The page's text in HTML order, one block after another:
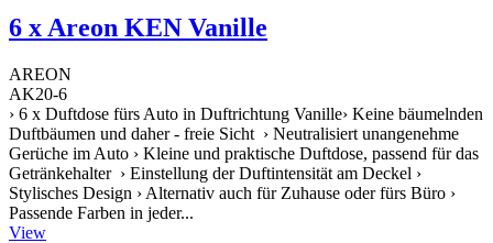
6 x Areon KEN Vanille
AREON
AK20-6
› 6 x Duftdose fürs Auto in Duftrichtung Vanille› Keine bäumelnden
Duftbäumen und daher - freie Sicht › Neutralisiert unangenehme
Gerüche im Auto › Kleine und praktische Duftdose, passend für das
Getränkehalter › Einstellung der Duftintensität am Deckel ›
Stylisches Design › Alternativ auch für Zuhause oder fürs Büro ›
Passende Farben in jeder...
View